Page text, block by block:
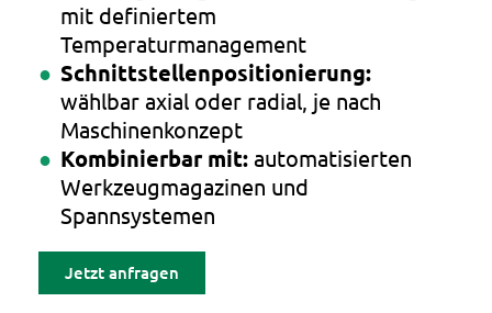
mit definiertem
Temperaturmanagement
Schnittstellenpositionierung:
wählbar axial oder radial, je nach
Maschinenkonzept
Kombinierbar mit: automatisierten
Werkzeugmagazinen und
Spannsystemen
Jetzt anfragen